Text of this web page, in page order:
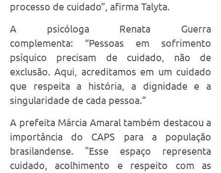
processo de cuidado”, afirma Talyta.
A psicóloga Renata Guerra
complementa: “Pessoas em sofrimento
psíquico precisam de cuidado, não de
exclusão. Aqui, acreditamos em um cuidado
que respeita a história, a dignidade e a
singularidade de cada pessoa.”
A prefeita Márcia Amaral também destacou a
importância do CAPS para a população
brasilandense. "Esse espaço representa
cuidado, acolhimento e respeito com as